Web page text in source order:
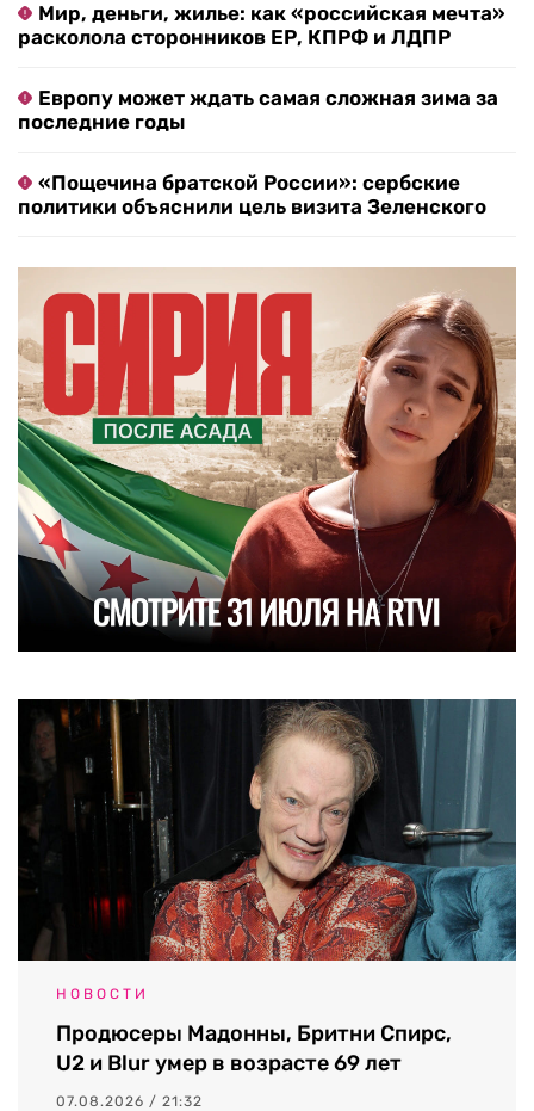
Мир, деньги, жилье: как «российская мечта»
расколола сторонников ЕР, КПРФ и ЛДПР
Европу может ждать самая сложная зима за
последние годы
«Пощечина братской России»: сербские
политики объяснили цель визита Зеленского
НОВОСТИ
Продюсеры Мадонны, Бритни Спирс,
U2 и Blur умер в возрасте 69 лет
07.08.2026 / 21:32